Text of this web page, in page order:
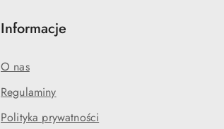
Informacje
O nas
Regulaminy
Polityka prywatności